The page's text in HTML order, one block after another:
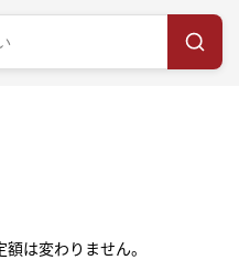
は変わりません。